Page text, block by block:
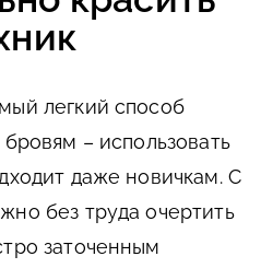
легкий способ
– использовать
даже новичкам. С
без труда очертить
заточенным